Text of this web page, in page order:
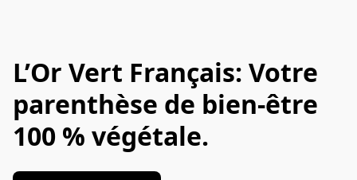
L’Or Vert Français: Votre
parenthèse de bien-être
100 % végétale.